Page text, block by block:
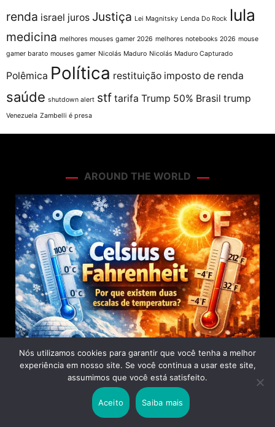
renda israel juros Justiça Lei Magnitsky Lenda Do Rock lula
medicina melhores mouses gamer 2026 melhores notebooks 2026 mouse
gamer barato mouses gamer Nicolás Maduro Nicolás Maduro Capturado
Polêmica Política restituição imposto de renda
saúde shutdown alert stf tarifa Trump 50% Brasil trump
Venezuela Zambelli é presa
AROUND THE WORLD
CIÊNCIA
2 months ago
Celsius e Fahrenheit: por que existem
duas escalas de temperatura?
Nós utilizamos cookies para garantir que você tenha a melhor
experiência em nosso site. Se você continua a usar este site,
assumimos que você está satisfeito.
Aceito Saiba mais